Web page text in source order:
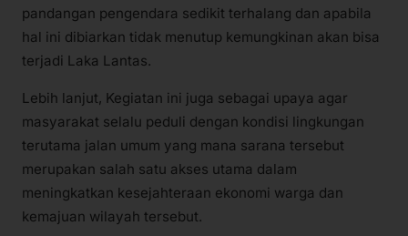
pandangan pengendara sedikit terhalang dan apabila
hal ini dibiarkan tidak menutup kemungkinan akan bisa
terjadi Laka Lantas.
Lebih lanjut, Kegiatan ini juga sebagai upaya agar
masyarakat selalu peduli dengan kondisi lingkungan
terutama jalan umum yang mana sarana tersebut
merupakan salah satu akses utama dalam
meningkatkan kesejahteraan ekonomi warga dan
kemajuan wilayah tersebut.